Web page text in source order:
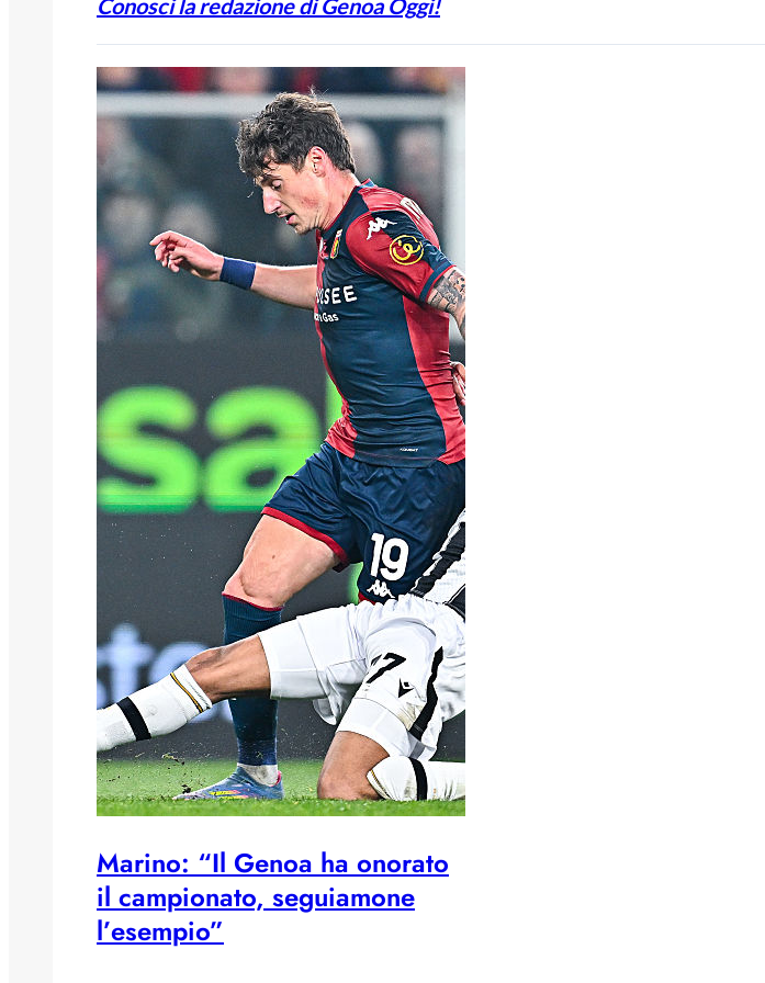
Conosci la redazione di Genoa Oggi!
Marino: “Il Genoa ha onorato
il campionato, seguiamone
l’esempio”